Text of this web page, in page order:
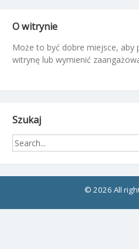
O witrynie
Może to być dobre miejsce, aby
witrynę lub wymienić
Szukaj
© 2026 All